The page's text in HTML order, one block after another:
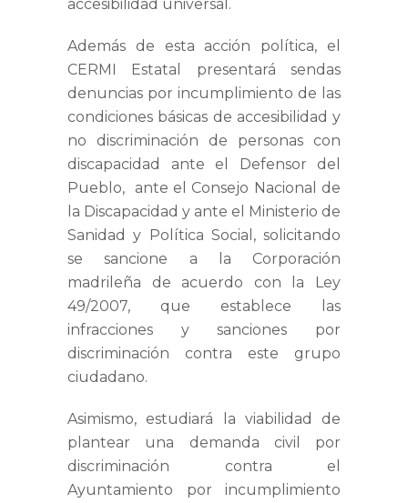
accesibilidad universal.
Además de esta acción política, el
CERMI Estatal presentará sendas
denuncias por incumplimiento de las
condiciones básicas de accesibilidad y
no discriminación de personas con
discapacidad ante el Defensor del
Pueblo, ante el Consejo Nacional de
la Discapacidad y ante el Ministerio de
Sanidad y Política Social, solicitando
se sancione a la Corporación
madrileña de acuerdo con la Ley
49/2007, que establece las
infracciones y sanciones por
discriminación contra este grupo
ciudadano.
Asimismo, estudiará la viabilidad de
plantear una demanda civil por
discriminación contra el
Ayuntamiento por incumplimiento